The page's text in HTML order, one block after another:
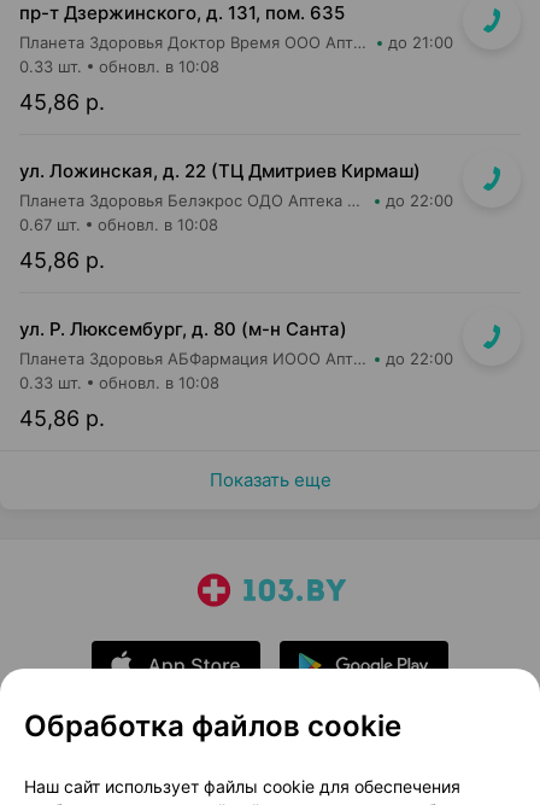
пр-т Дзержинского, д. 131, пом. 635
Планета Здоровья Доктор Время ООО Аптека №52 до 21:00
45,86 р.
0.33 шт. обновл. в 10:08
ул. Ложинская, д. 22 (ТЦ Дмитриев Кирмаш)
Планета Здоровья Белэкрос ОДО Аптека №3 до 22:00
45,86 р.
0.67 шт. обновл. в 10:08
ул. Р. Люксембург, д. 80 (м-н Санта)
Планета Здоровья АБФармация ИООО Аптека №7 до 22:00
45,86 р.
0.33 шт. обновл. в 10:08
Показать еще
О проекте
Новости проекта
Обработка файлов cookie
Наш сайт использует файлы cookie для обеспечения